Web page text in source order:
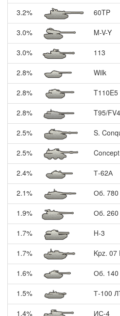
3.2% 60TP
3.0% M-V-Y
3.0% 113
2.8% Wilk
2.8% T110E5
2.8% T95/
2.5% S.
2.5%
2.4% Т-62А
2.1% Об. 780
1.9% Об. 260
1.7% H-3
1.7% Kpz. 07
1.6% Об. 140
1.5% Т-100
1.4% ИС-4